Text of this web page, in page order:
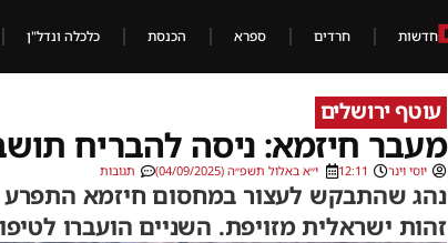
חדשות חרדים ספרא הכנסת כלכלה ונדל"ן
עוטף ירושלים
מעבר חיזמא: ניסה להבריח
יוסי וינר 12:11 י״א באלול תשפ״ה (04/09/2025) תגובות
נהג שהתבקש לעצור במחסום חיזמא התפרע
זהות ישראלית מזויפת. השניים הועברו